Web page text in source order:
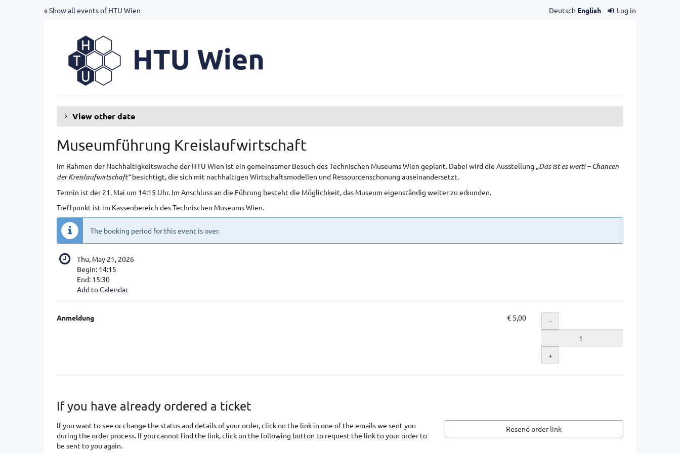
Deutsch English Log in
« Show all events of HTU Wien
View other date
Museumführung Kreislaufwirtschaft
Im Rahmen der Nachhaltigkeitswoche der HTU Wien ist ein gemeinsamer Besuch des Technischen Museums Wien geplant. Dabei wird die Ausstellung „Das ist es wert! – Chancen
der Kreislaufwirtschaft“besichtigt, die sich mit nachhaltigen Wirtschaftsmodellen und Ressourcenschonung auseinandersetzt.
Termin ist der 21. Mai um 14:15 Uhr. Im Anschluss an die Führung besteht die Möglichkeit, das Museum eigenständig weiter zu erkunden.
Treffpunkt ist im Kassenbereich des Technischen Museums Wien.
The booking period for this event is over.
Thu, May 21, 2026
Begin: 14:15
End: 15:30
Add to Calendar
Anmeldung € 5,00 Quantity
-
+
If you have already ordered a ticket
If you want to see or change the status and details of your order, click on the link in one of the emails we sent you
during the order process. If you cannot find the link, click on the following button to request the link to your order to
be sent to you again.
Resend order link